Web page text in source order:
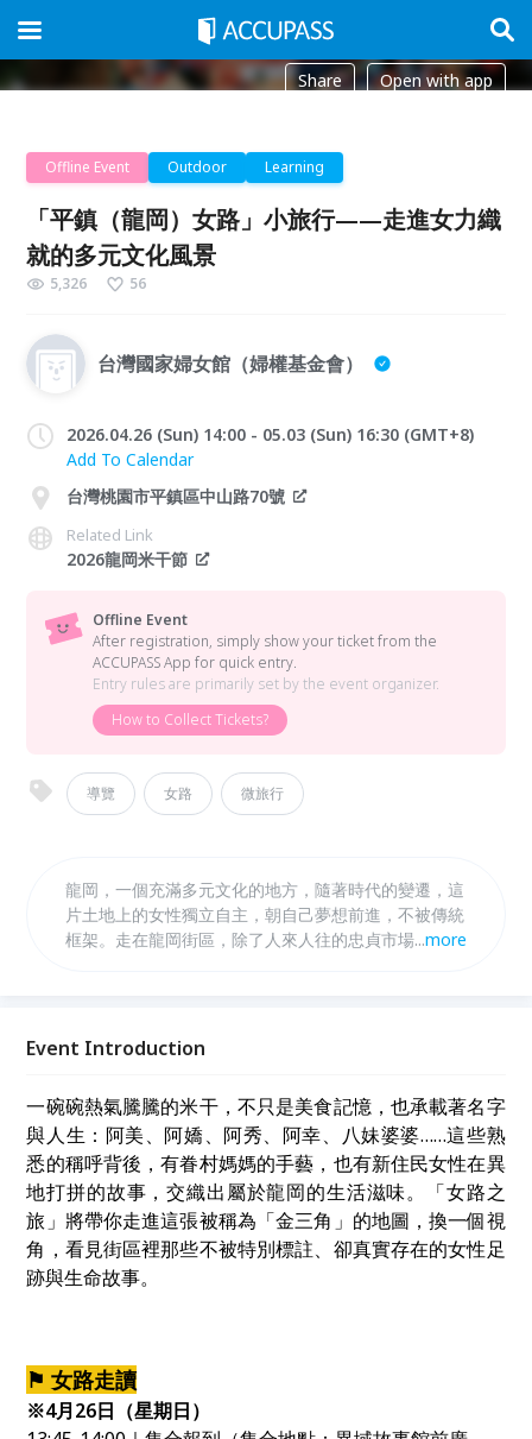
Share Open with app
Offline Event Outdoor Learning
「平鎮（龍岡）女路」小旅行——走進女力織
就的多元文化風景
5,326 56
台灣國家婦女館（婦權基金會）
2026.04.26 (Sun) 14:00 - 05.03 (Sun) 16:30 (GMT+8)
Add To Calendar
台灣桃園市平鎮區中山路70號
Related Link
2026龍岡米干節
Offline Event
After registration, simply show your ticket from the
ACCUPASS App for quick entry.
Entry rules are primarily set by the event organizer.
How to Collect Tickets?
導覽 女路 微旅行
龍岡，一個充滿多元文化的地方，隨著時代的變遷，這
片土地上的女性獨立自主，朝自己夢想前進，不被傳統
框架。走在龍岡街區，除了人來人往的忠貞市場、具文
...more
Event Introduction
一碗碗熱氣騰騰的米干，不只是美食記憶，也承載著名字
與人生：阿美、阿嬌、阿秀、阿幸、八妹婆婆……這些熟
悉的稱呼背後，有眷村媽媽的手藝，也有新住民女性在異
地打拼的故事，交織出屬於龍岡的生活滋味。「女路之
旅」將帶你走進這張被稱為「金三角」的地圖，換一個視
角，看見街區裡那些不被特別標註、卻真實存在的女性足
跡與生命故事。
⚑ 女路走讀
※4月26日（星期日）